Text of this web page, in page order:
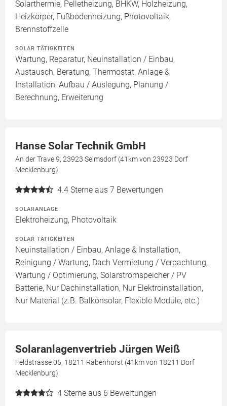
Solarthermie, Pelletheizung, BHKW, Holzheizung,
Heizkörper, Fußbodenheizung, Photovoltaik,
Brennstoffzelle
SOLAR TÄTIGKEITEN
Wartung, Reparatur, Neuinstallation / Einbau,
Austausch, Beratung, Thermostat, Anlage &
Installation, Aufbau / Auslegung, Planung /
Berechnung, Erweiterung
Hanse Solar Technik GmbH
An der Trave 9, 23923 Selmsdorf (41km von 23923 Dorf
Mecklenburg)
4.4 Sterne aus 7 Bewertungen
SOLARANLAGE
Elektroheizung, Photovoltaik
SOLAR TÄTIGKEITEN
Neuinstallation / Einbau, Anlage & Installation,
Reinigung / Wartung, Dach Vermietung / Verpachtung,
Wartung / Optimierung, Solarstromspeicher / PV
Batterie, Nur Dachinstallation, Nur Elektroinstallation,
Nur Material (z.B. Balkonsolar, Flexible Module, etc.)
Solaranlagenvertrieb Jürgen Weiß
Feldstrasse 05, 18211 Rabenhorst (41km von 18211 Dorf
Mecklenburg)
4 Sterne aus 6 Bewertungen